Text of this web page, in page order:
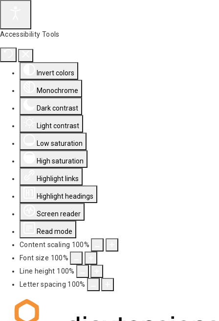
Accessibility Tools
Invert colors
Monochrome
Dark contrast
Light contrast
Low saturation
High saturation
Highlight links
Highlight headings
Screen reader
Read mode
Content scaling 100%
Font size 100%
Line height 100%
Letter spacing 100%